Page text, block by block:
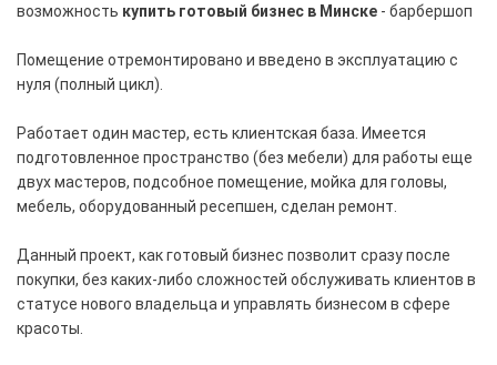
возможность купить готовый бизнес в Минске - барбершоп
Помещение отремонтировано и введено в эксплуатацию с
нуля (полный цикл).
Работает один мастер, есть клиентская база. Имеется
подготовленное пространство (без мебели) для работы еще
двух мастеров, подсобное помещение, мойка для головы,
мебель, оборудованный ресепшен, сделан ремонт.
Данный проект, как готовый бизнес позволит сразу после
покупки, без каких-либо сложностей обслуживать клиентов в
статусе нового владельца и управлять бизнесом в сфере
красоты.